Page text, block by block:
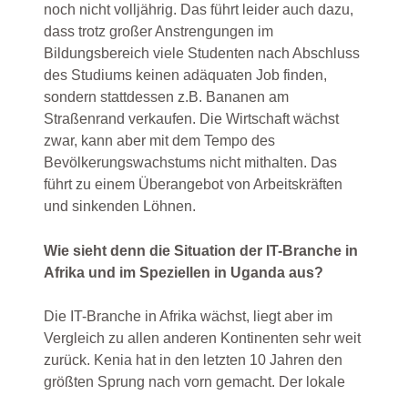
noch nicht volljährig. Das führt leider auch dazu,
dass trotz großer Anstrengungen im
Bildungsbereich viele Studenten nach Abschluss
des Studiums keinen adäquaten Job finden,
sondern stattdessen z.B. Bananen am
Straßenrand verkaufen. Die Wirtschaft wächst
zwar, kann aber mit dem Tempo des
Bevölkerungswachstums nicht mithalten. Das
führt zu einem Überangebot von Arbeitskräften
und sinkenden Löhnen.
Wie sieht denn die Situation der IT-Branche in
Afrika und im Speziellen in Uganda aus?
Die IT-Branche in Afrika wächst, liegt aber im
Vergleich zu allen anderen Kontinenten sehr weit
zurück. Kenia hat in den letzten 10 Jahren den
größten Sprung nach vorn gemacht. Der lokale